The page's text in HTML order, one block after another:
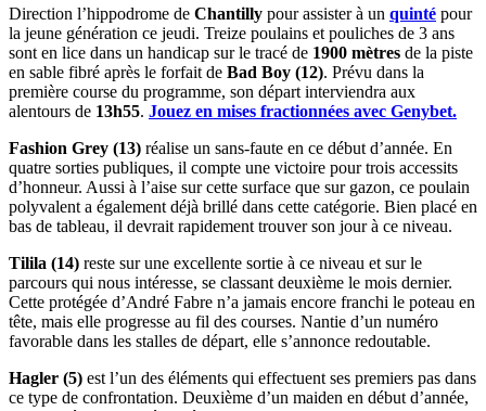
Direction l’hippodrome de Chantilly pour assister à un quinté pour
la jeune génération ce jeudi. Treize poulains et pouliches de 3 ans
sont en lice dans un handicap sur le tracé de 1900 mètres de la piste
en sable fibré après le forfait de Bad Boy (12). Prévu dans la
première course du programme, son départ interviendra aux
alentours de 13h55. Jouez en mises fractionnées avec Genybet.
Fashion Grey (13) réalise un sans-faute en ce début d’année. En
quatre sorties publiques, il compte une victoire pour trois accessits
d’honneur. Aussi à l’aise sur cette surface que sur gazon, ce poulain
polyvalent a également déjà brillé dans cette catégorie. Bien placé en
bas de tableau, il devrait rapidement trouver son jour à ce niveau.
Tilila (14) reste sur une excellente sortie à ce niveau et sur le
parcours qui nous intéresse, se classant deuxième le mois dernier.
Cette protégée d’André Fabre n’a jamais encore franchi le poteau en
tête, mais elle progresse au fil des courses. Nantie d’un numéro
favorable dans les stalles de départ, elle s’annonce redoutable.
Hagler (5) est l’un des éléments qui effectuent ses premiers pas dans
ce type de confrontation. Deuxième d’un maiden en début d’année,